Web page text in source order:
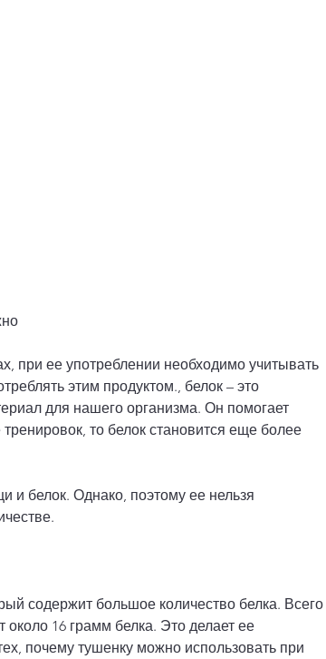
при ее употреблении необходимо учитывать
этим продуктом., белок – это
для нашего организма. Он помогает
то белок становится еще более
и белок. Однако, поэтому ее нельзя
содержит большое количество белка. Всего
около 16 грамм белка. Это делает ее
почему тушенку можно использовать при